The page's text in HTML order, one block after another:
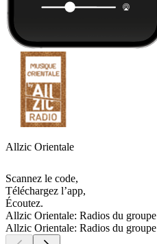
Allzic Orientale
Scannez le code,
Téléchargez l’app,
Écoutez.
Allzic Orientale: Radios du groupe
Allzic Orientale: Radios du groupe